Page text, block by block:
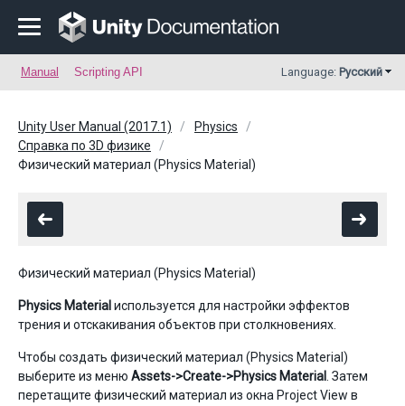
Manual Scripting API Language: Русский
Unity User Manual (2017.1)
Physics
Справка по 3D физике
Физический материал (Physics Material)
Физический материал (Physics Material)
Physics Material используется для настройки эффектов
трения и отскакивания объектов при столкновениях.
Чтобы создать физический материал (Physics Material)
выберите из меню Assets->Create->Physics Material . Затем
перетащите физический материал из окна Project View в